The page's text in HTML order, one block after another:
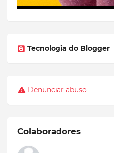
Tecnologia do Blogger
Denunciar abuso
Colaboradores